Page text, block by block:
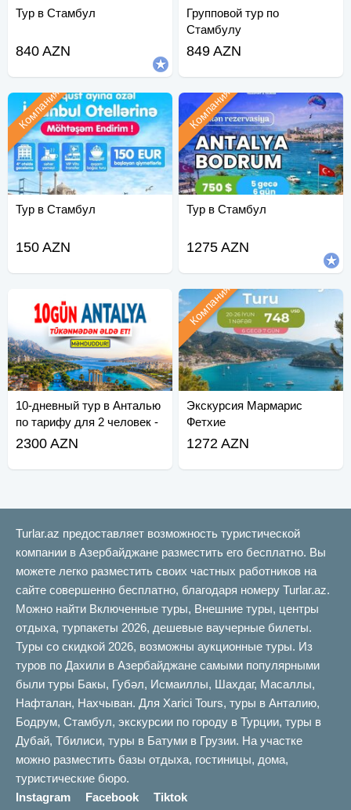
Тур в Стамбул
840 AZN
Групповой тур по
Стамбулу
849 AZN
Тур в Стамбул
Компания
150 AZN
Тур в Стамбул
Компания
1275 AZN
10-дневный тур в Анталью
по тарифу для 2 человек -
Спешите!
2300 AZN
Экскурсия Мармарис
Фетхие
Компания
1272 AZN
Turlar.az предоставляет возможность туристической
компании в Азербайджане разместить его бесплатно. Вы
можете легко разместить своих частных работников на
сайте совершенно бесплатно, благодаря номеру Turlar.az.
Можно найти Включенные туры, Внешние туры, центры
отдыха, турпакеты 2026, дешевые ваучерные билеты.
Туры со скидкой 2026, возможны аукционные туры. Из
туров по Дахили в Азербайджане самыми популярными
были туры Бакы, Губəл, Исмаиллы, Шахдаг, Масаллы,
Нафталан, Нахчыван. Для Xarici Tours, туры в Анталию,
Бодрум, Стамбул, экскурсии по городу в Турции, туры в
Дубай, Тбилиси, туры в Батуми в Грузии. На участке
можно разместить базы отдыха, гостиницы, дома,
туристические бюро.
Instagram
Facebook
Tiktok